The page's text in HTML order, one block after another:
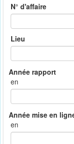
N° d'affaire
Lieu
en
en